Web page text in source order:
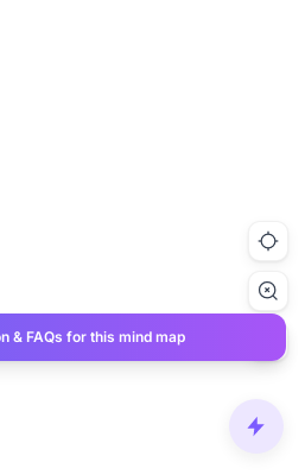
& FAQs for this mind map